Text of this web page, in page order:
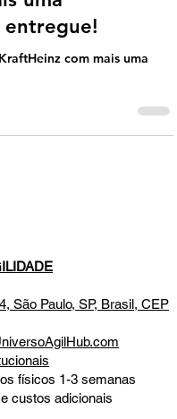
ON na
uma
com mais uma
São Paulo, SP, Brasil, CEP